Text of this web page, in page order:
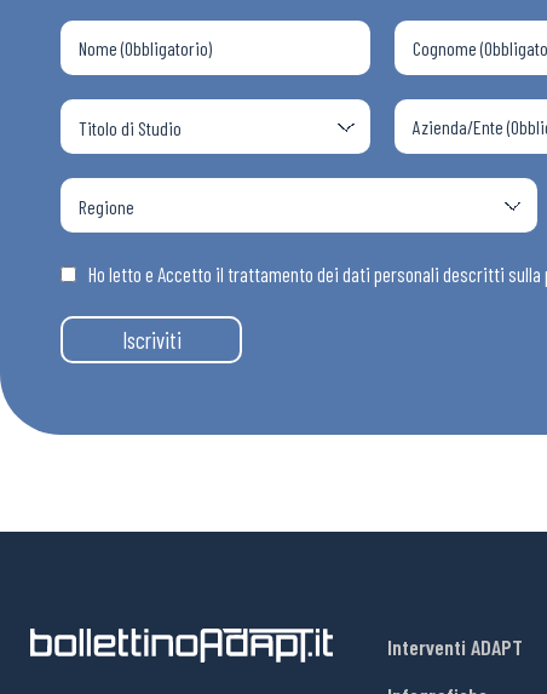
Bollettini
Articoli
Osservatori
Eventi
Ho letto e Accetto il trattamento dei dati personali descritti sulla
Iscriviti
Interventi ADAPT